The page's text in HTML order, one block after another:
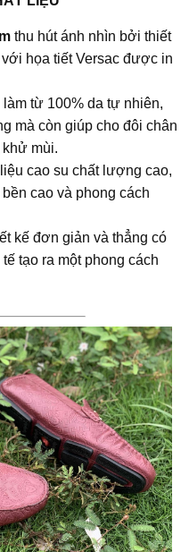
thu hút ánh nhìn bởi thiết
họa tiết Versac được in
từ 100% da tự nhiên,
mà còn giúp cho đôi chân
mùi.
cao su chất lượng cao,
cao và phong cách
kế đơn giản và thẳng có
tạo ra một phong cách